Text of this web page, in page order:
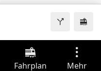
Fahrplan Mehr